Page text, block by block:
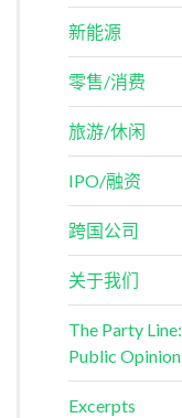
新能源
零售/消费
旅游/休闲
IPO/融资
跨国公司
关于我们
The Party
Public
Excerpts